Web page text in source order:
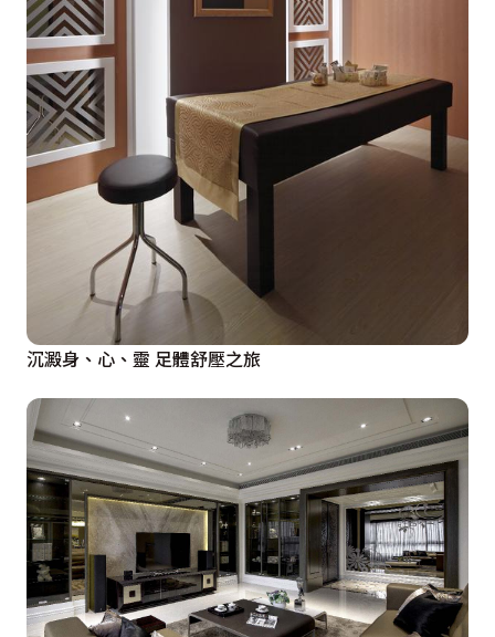
納空間整齊規律順暢的流動著。小孩房以挑高床設計釋於
出更多的收納空間，上櫃和下櫃中以間接照明打亮空間。
沉澱身、心、靈 足體舒壓之旅